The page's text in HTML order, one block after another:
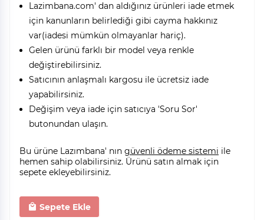
Lazimbana.com' dan aldığınız ürünleri iade etmek
için kanunların belirlediği gibi cayma hakkınız
var(iadesi mümkün olmayanlar hariç).
Gelen ürünü farklı bir model veya renkle
değiştirebilirsiniz.
Satıcının anlaşmalı kargosu ile ücretsiz iade
yapabilirsiniz.
Değişim veya iade için satıcıya 'Soru Sor'
butonundan ulaşın.
Bu ürüne Lazımbana' nın güvenli ödeme sistemi ile
hemen sahip olabilirsiniz. Ürünü satın almak için
sepete ekleyebilirsiniz.
Sepete Ekle